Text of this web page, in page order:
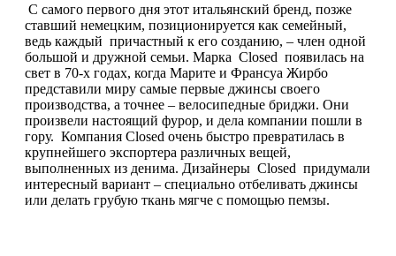
С самого первого дня этот итальянский бренд, позже
ставший немецким, позиционируется как семейный,
ведь каждый причастный к его созданию, – член одной
большой и дружной семьи. Марка Closed появилась на
свет в 70-х годах, когда Марите и Франсуа Жирбо
представили миру самые первые джинсы своего
производства, а точнее – велосипедные бриджи. Они
произвели настоящий фурор, и дела компании пошли в
гору. Компания Closed очень быстро превратилась в
крупнейшего экспортера различных вещей,
выполненных из денима. Дизайнеры Closed придумали
интересный вариант – специально отбеливать джинсы
или делать грубую ткань мягче с помощью пемзы.